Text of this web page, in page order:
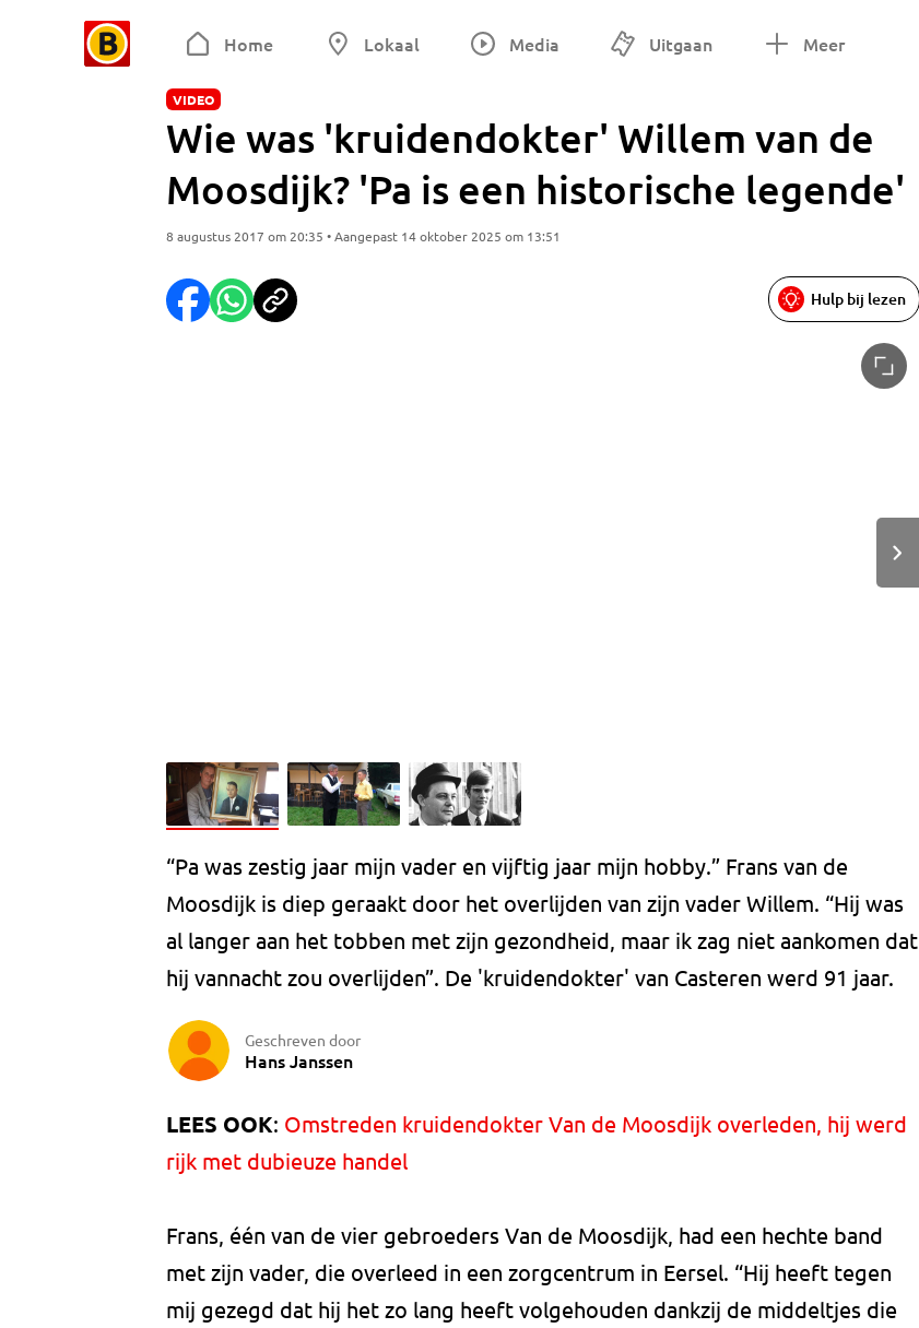
Home Lokaal Media Uitgaan Meer
VIDEO
Wie was 'kruidendokter' Willem van de
Moosdijk? 'Pa is een historische legende'
8 augustus 2017 om 20:35 • Aangepast 14 oktober 2025 om 13:51
Hulp bij lezen
“Pa was zestig jaar mijn vader en vijftig jaar mijn hobby.” Frans van de
Moosdijk is diep geraakt door het overlijden van zijn vader Willem. “Hij was
al langer aan het tobben met zijn gezondheid, maar ik zag niet aankomen dat
hij vannacht zou overlijden”. De 'kruidendokter' van Casteren werd 91 jaar.
Geschreven door
Hans Janssen
LEES OOK: Omstreden kruidendokter Van de Moosdijk overleden, hij werd
rijk met dubieuze handel
Frans, één van de vier gebroeders Van de Moosdijk, had een hechte band
met zijn vader, die overleed in een zorgcentrum in Eersel. “Hij heeft tegen
mij gezegd dat hij het zo lang heeft volgehouden dankzij de middeltjes die